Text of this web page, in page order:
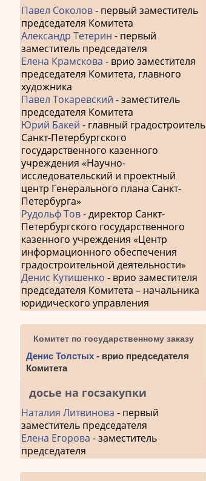
Павел Соколов- первый заместитель
председателя Комитета
Александр Тетерин - первый
заместитель председателя
Елена Крамскова - врио заместителя
председателя Комитета, главного
художника
Павел Токаревский - заместитель
председателя Комитета
Юрий Бакей - главный градостроитель
Санкт-Петербургского
государственного казенного
учреждения «Научно-
исследовательский и проектный
центр Генерального плана Санкт-
Петербурга»
Рудольф Тов- директор Санкт-
Петербургского государственного
казенного учреждения «Центр
информационного обеспечения
градостроительной деятельности»
Денис Кутишенко - врио заместителя
председателя Комитета – начальника
юридического управления
Комитет по государственному заказу
Денис Толстых - врио председателя
Комитета
досье на госзакупки
Наталия Литвинова - первый
заместитель председателя
Елена Егорова - заместитель
председателя